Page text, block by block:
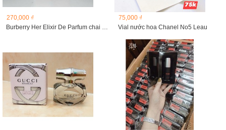
270,000 ₫
Burberry Her Elixir De Parfum chai 5ml
75,000 ₫
Vial nước hoa Chanel No5 Leau